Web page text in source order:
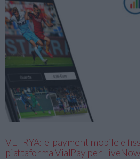
VETRYA: e-payment mobile e
piattaforma VialPay per LiveNow